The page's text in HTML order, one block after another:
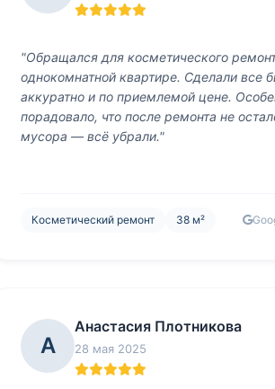
"Обращался для косметического
однокомнатной квартире. Сделали все
аккуратно и по приемлемой цене.
порадовало, что после ремонта не
мусора — всё убрали."
Косметический ремонт 38 м²
А
Анастасия Плотникова
28 мая 2025